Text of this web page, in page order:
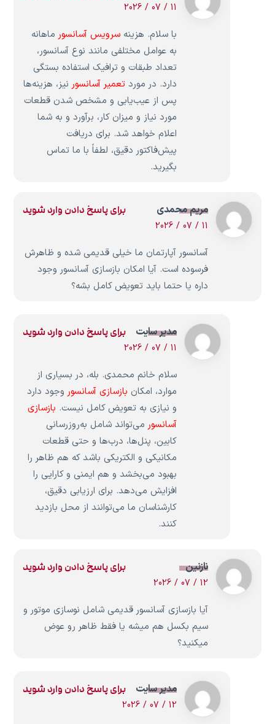
11 / 07 / 2026
با سلام. هزینهسرویس آسانسور ماهانه
به عوامل مختلفی مانند نوع آسانسور،
تعداد طبقات و ترافیک استفاده بستگی
دارد. در مورد تعمیر آسانسور نیز، هزینه‌ها
پس از عیب‌یابی و مشخص شدن قطعات
مورد نیاز و میزان کار، برآورد و به شما
اعلام خواهد شد. برای دریافت
پیش‌فاکتور دقیق، لطفاً با ما تماس
بگیرید.
مریم محمدی
11 / 07 / 2026
آسانسور آپارتمان ما خیلی قدیمی شده و ظاهرش
فرسوده است. آیا امکان بازسازی آسانسور وجود
داره یا حتما باید تعویض کامل بشه؟
برای پاسخ دادن وارد شوید
مدیر سایت
11 / 07 / 2026
سلام خانم محمدی. بله، در بسیاری از
موارد، امکان بازسازی آسانسور وجود دارد
و نیازی به تعویض کامل نیست. بازسازی
آسانسور می‌تواند شامل به‌روزرسانی
کابین، پنل‌ها، درب‌ها و حتی قطعات
مکانیکی و الکتریکی باشد که هم ظاهر را
بهبود می‌بخشد و هم ایمنی و کارایی را
افزایش می‌دهد. برای ارزیابی دقیق،
کارشناسان ما می‌توانند از محل بازدید
کنند.
برای پاسخ دادن وارد شوید
نازنین
12 / 07 / 2026
آیا بازسازی آسانسور قدیمی شامل نوسازی موتور و
سیم بکسل هم میشه یا فقط ظاهر رو عوض
میکنید؟
برای پاسخ دادن وارد شوید
مدیر سایت
12 / 07 / 2026
برای پاسخ دادن وارد شوید